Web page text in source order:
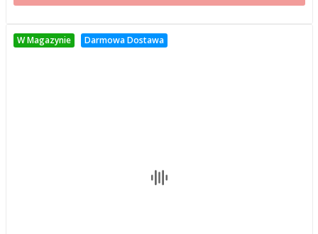
W Magazynie Darmowa Dostawa